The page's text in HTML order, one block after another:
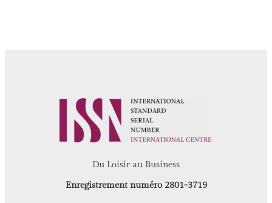
Du Loisir au Business
Enregistrement numéro 2801-3719